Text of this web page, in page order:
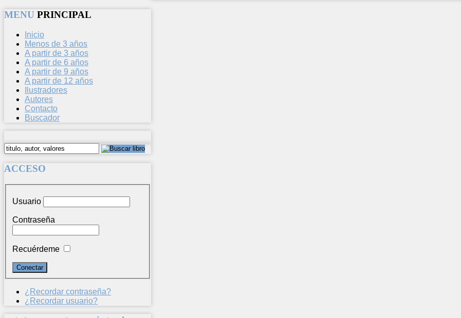
MENU PRINCIPAL
Inicio
Menos de 3 años
A partir de 3 años
A partir de 6 años
A partir de 9 años
A partir de 12 años
Ilustradores
Autores
Contacto
Buscador
ACCESO
Usuario
Contraseña
Recuérdeme
¿Recordar contraseña?
¿Recordar usuario?